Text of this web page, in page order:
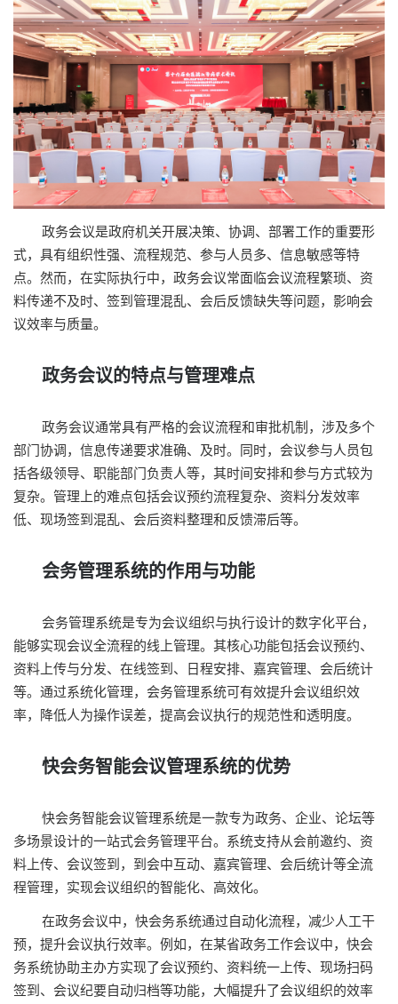
政务会议是政府机关开展决策、协调、部署工作的重要形
式，具有组织性强、流程规范、参与人员多、信息敏感等特
点。然而，在实际执行中，政务会议常面临会议流程繁琐、资
料传递不及时、签到管理混乱、会后反馈缺失等问题，影响会
议效率与质量。
政务会议的特点与管理难点
政务会议通常具有严格的会议流程和审批机制，涉及多个
部门协调，信息传递要求准确、及时。同时，会议参与人员包
括各级领导、职能部门负责人等，其时间安排和参与方式较为
复杂。管理上的难点包括会议预约流程复杂、资料分发效率
低、现场签到混乱、会后资料整理和反馈滞后等。
会务管理系统的作用与功能
会务管理系统是专为会议组织与执行设计的数字化平台，
能够实现会议全流程的线上管理。其核心功能包括会议预约、
资料上传与分发、在线签到、日程安排、嘉宾管理、会后统计
等。通过系统化管理，会务管理系统可有效提升会议组织效
率，降低人为操作误差，提高会议执行的规范性和透明度。
快会务智能会议管理系统的优势
快会务智能会议管理系统是一款专为政务、企业、论坛等
多场景设计的一站式会务管理平台。系统支持从会前邀约、资
料上传、会议签到，到会中互动、嘉宾管理、会后统计等全流
程管理，实现会议组织的智能化、高效化。
在政务会议中，快会务系统通过自动化流程，减少人工干
预，提升会议执行效率。例如，在某省政务工作会议中，快会
务系统协助主办方实现了会议预约、资料统一上传、现场扫码
签到、会议纪要自动归档等功能，大幅提升了会议组织的效率